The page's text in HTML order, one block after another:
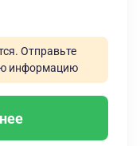
Отправьте
информацию